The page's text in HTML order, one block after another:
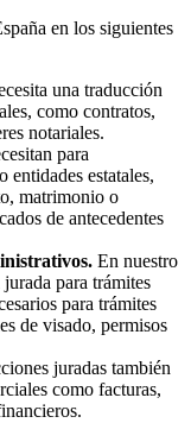
en los siguientes
una traducción
como contratos,
notariales.
para
entidades estatales,
matrimonio o
de antecedentes
En nuestro
para trámites
para trámites
de visado, permisos
juradas también
como facturas,